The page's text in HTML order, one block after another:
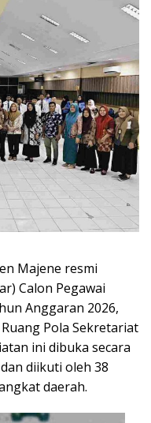
Majene resmi
Calon Pegawai
Anggaran 2026,
Pola Sekretariat
ini dibuka secara
diikuti oleh 38
daerah.